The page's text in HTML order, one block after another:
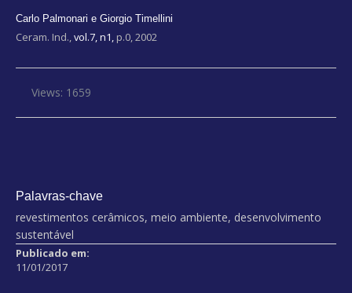
Carlo Palmonari e Giorgio Timellini
Ceram. Ind.,vol.7, n1, p.0, 2002
Views: 1659
Palavras-chave
revestimentos cerâmicos, meio ambiente, desenvolvimento
sustentável
Publicado em:
11/01/2017